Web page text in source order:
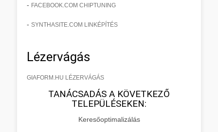
- FACEBOOK.COM CHIPTUNING
- SYNTHASITE.COM LINKÉPÍTÉS
Lézervágás
GIAFORM.HU LÉZERVÁGÁS
TANÁCSADÁS A KÖVETKEZŐ
TELEPÜLÉSEKEN:
Keresőoptimalizálás